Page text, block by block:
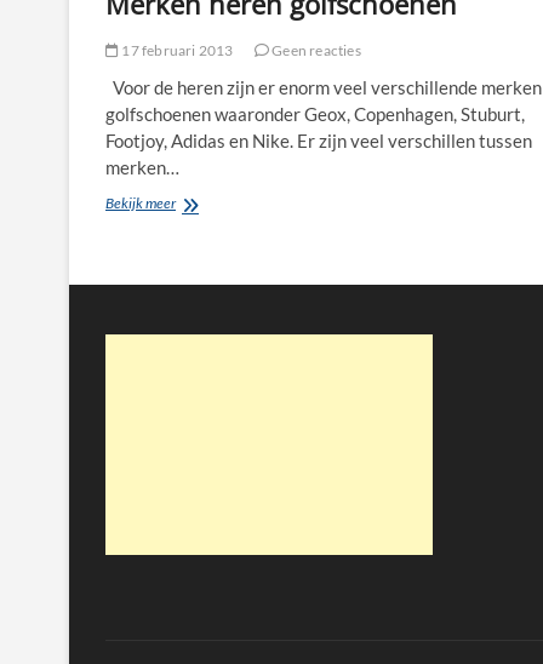
17 februari 2013 Geen reacties
Voor de heren zijn er enorm veel verschillende merken
golfschoenen waaronder Geox, Copenhagen, Stuburt,
Footjoy, Adidas en Nike. Er zijn veel verschillen tussen
merken…
Bekijk meerMerken